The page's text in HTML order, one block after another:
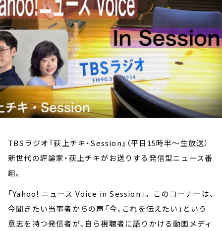
TBSラジオ『荻上チキ・Session』（平日15時半～生放送）
新世代の評論家・荻上チキがお送りする発信型ニュース番
組。
「Yahoo! ニュース Voice in Session」。 このコーナーは、
今聞きたい当事者からの声――「今、これを伝えたい」という
意志を持つ発信者が、自ら視聴者に語りかける動画メディ